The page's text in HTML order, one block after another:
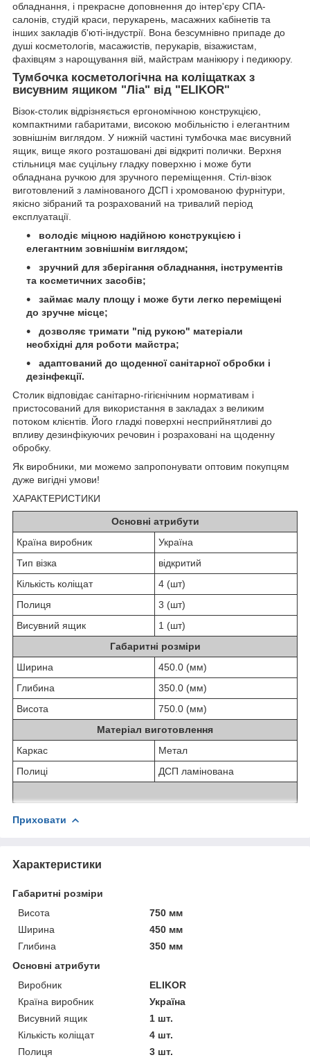
обладнання, і прекрасне доповнення до інтер'єру СПА-
салонів, студій краси, перукарень, масажних кабінетів та
інших закладів б'юті-індустрії. Вона безсумнівно припаде до
душі косметологів, масажистів, перукарів, візажистам,
фахівцям з нарощування вій, майстрам манікюру і педикюру.
Тумбочка косметологічна на коліщатках з
висувним ящиком "Ліа" від "ELIKOR"
Візок-столик відрізняється ергономічною конструкцією,
компактними габаритами, високою мобільністю і елегантним
зовнішнім виглядом. У нижній частині тумбочка має висувний
ящик, вище якого розташовані дві відкриті полички. Верхня
стільниця має суцільну гладку поверхню і може бути
обладнана ручкою для зручного переміщення. Стіл-візок
виготовлений з ламінованого ДСП і хромованою фурнітури,
якісно зібраний та розрахований на тривалий період
експлуатації.
володіє міцною надійною конструкцією і
елегантним зовнішнім виглядом;
зручний для зберігання обладнання, інструментів
та косметичних засобів;
займає малу площу і може бути легко переміщені
до зручне місце;
дозволяє тримати "під рукою" матеріали
необхідні для роботи майстра;
адаптований до щоденної санітарної обробки і
дезінфекції.
Столик відповідає санітарно-гігієнічним нормативам і
пристосований для використання в закладах з великим
потоком клієнтів. Його гладкі поверхні несприйнятливі до
впливу дезинфікуючих речовин і розраховані на щоденну
обробку.
Як виробники, ми можемо запропонувати оптовим покупцям
дуже вигідні умови!
ХАРАКТЕРИСТИКИ
Основні атрибути
Країна виробник
Україна
Тип візка
відкритий
Кількість коліщат
4 (шт)
Полиця
3 (шт)
Висувний ящик
1 (шт)
Габаритні розміри
Ширина
450.0 (мм)
Глибина
350.0 (мм)
Висота
750.0 (мм)
Матеріал виготовлення
Каркас
Метал
Полиці
ДСП ламінована
Приховати
Характеристики
Габаритні розміри
Висота
750 мм
Ширина
450 мм
Глибина
350 мм
Основні атрибути
Виробник
ELIKOR
Країна виробник
Україна
Висувний ящик
1 шт.
Кількість коліщат
4 шт.
Полиця
3 шт.